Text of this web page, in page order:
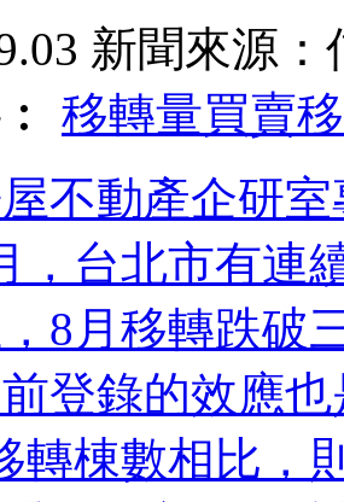
新聞來源：
移轉量買賣
不動產企研
，台北市有連
8月移轉跌破
登錄的效應
轉棟數相比，